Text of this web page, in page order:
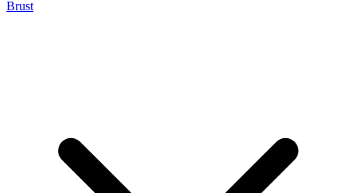
Brust